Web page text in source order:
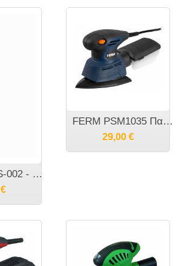
Essential OS-002 - Τριβείο παλμικό 150W
€
FERM PSM1035 Παλμικό τριβείο χούφτας Βάσης Δέλτα 130Watt 220V
29,00 €